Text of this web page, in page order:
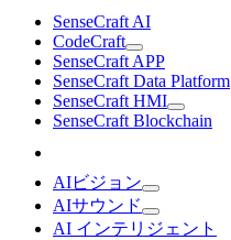
SenseCraft AI
CodeCraft
SenseCraft APP
SenseCraft Data Platform
SenseCraft HMI
SenseCraft Blockchain
AIビジョン
AIサウンド
AI インテリジェント